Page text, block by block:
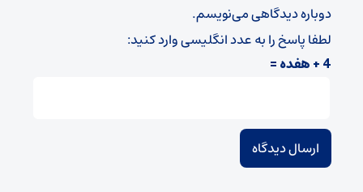
دوباره دیدگاهی می‌نویسم.
لطفا پاسخ را به عدد انگلیسی وارد کنید:
4 + هفده =